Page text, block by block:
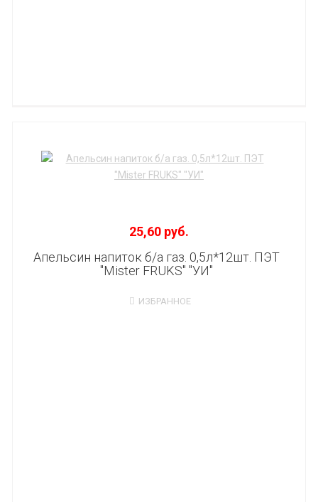
25,60 руб.
Апельсин напиток б/а газ. 0,5л*12шт. ПЭТ
"Mister FRUKS" "УИ"
ИЗБРАННОЕ